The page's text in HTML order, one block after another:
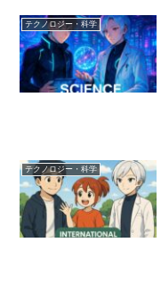
テクノロジー・科学
テクノロジー・科学